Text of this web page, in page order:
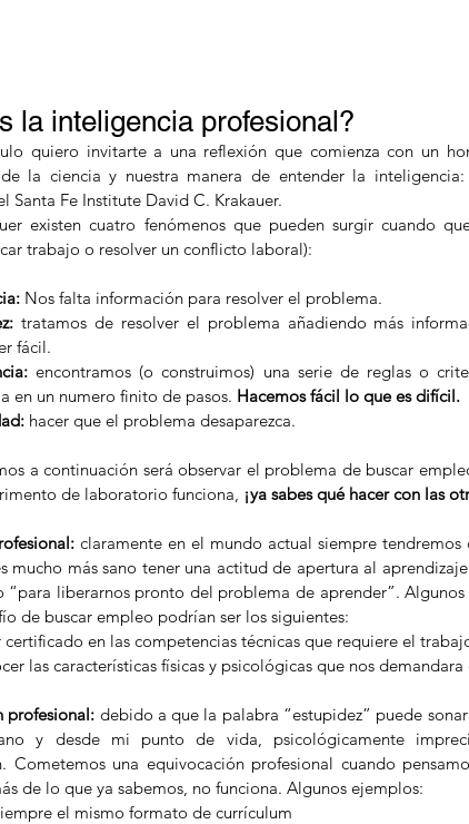
la inteligencia profesional?
quiero invitarte a una reflexión que comienza con un
la ciencia y nuestra manera de entender la
Santa Fe Institute David C. Krakauer.
existen cuatro fenómenos que pueden surgir cuando
trabajo o resolver un conflicto laboral):
Nos falta información para resolver el problema.
tratamos de resolver el problema añadiendo más
fácil.
encontramos (o construimos) una serie de reglas o
en un numero finito de pasos. Hacemos fácil lo que es difícil.
hacer que el problema desaparezca.
a continuación será observar el problema de buscar
de laboratorio funciona, ¡ya sabes qué hacer con las
claramente en el mundo actual siempre tendremos
mucho más sano tener una actitud de apertura al
“para liberarnos pronto del problema de aprender”.
de buscar empleo podrían ser los siguientes:
certificado en las competencias técnicas que requiere el
las características físicas y psicológicas que nos
profesional: debido a que la palabra “estupidez” puede
y desde mi punto de vida, psicológicamente
Cometemos una equivocación profesional cuando
de lo que ya sabemos, no funciona. Algunos ejemplos:
el mismo formato de currículum